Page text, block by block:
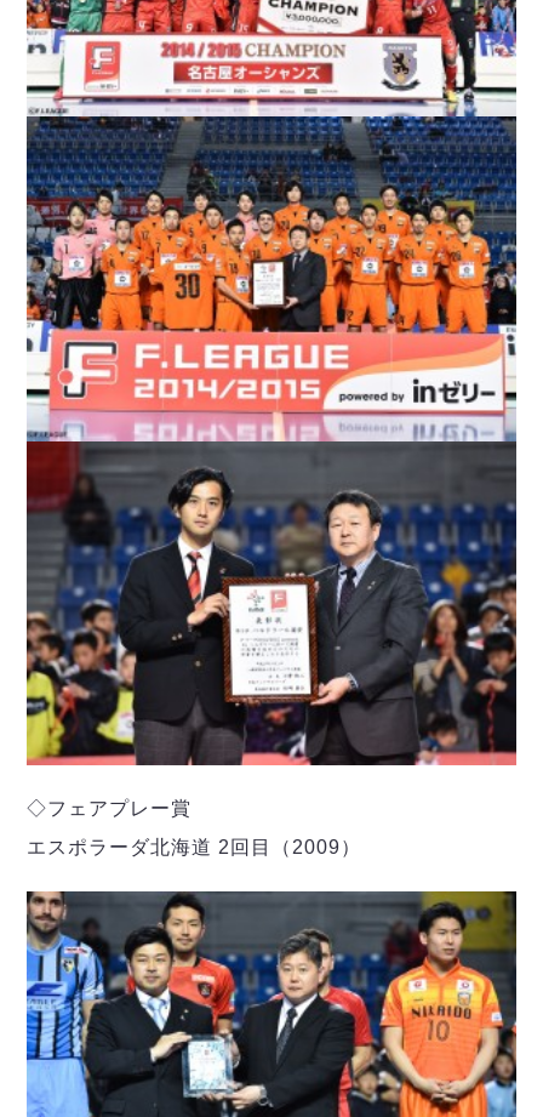
ボアルース長野
名古屋オーシャンズ
シュライカー大阪
ボルクバレット北九州
バサジィ大分
選手の通算記録（Ｆ２）
ヴォスクオーレ仙台
マルバ水戸FC
リガーレヴィア葛飾
Y．S．C．C．横浜
ヴィンセドール白山
アグレミーナ浜松
デウソン神戸
ポルセイド浜田
ミラクルスマイル新居浜
FOLLOW US!
◇フェアプレー賞
エスポラーダ北海道 2回目（2009）